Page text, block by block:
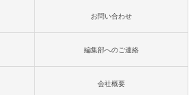
お問い合わせ
編集部へのご連絡
会社概要